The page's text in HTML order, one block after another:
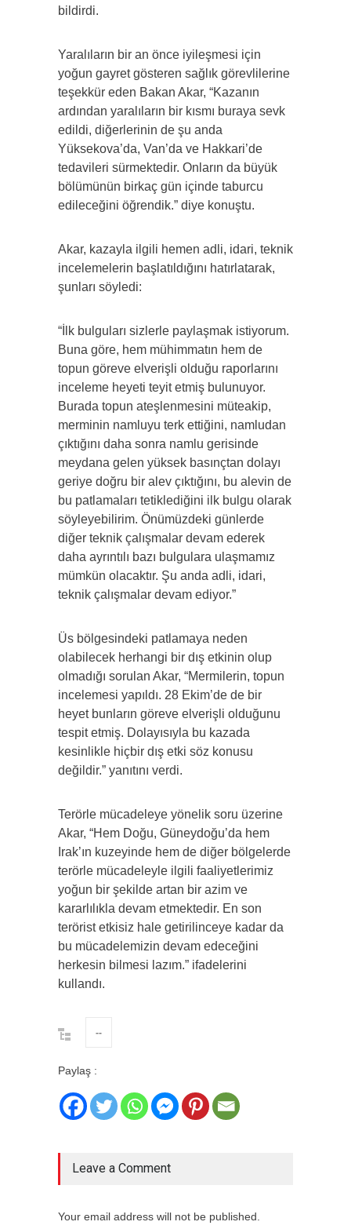
bildirdi.
Yaralıların bir an önce iyileşmesi için
yoğun gayret gösteren sağlık görevlilerine
teşekkür eden Bakan Akar, “Kazanın
ardından yaralıların bir kısmı buraya sevk
edildi, diğerlerinin de şu anda
Yüksekova’da, Van’da ve Hakkari’de
tedavileri sürmektedir. Onların da büyük
bölümünün birkaç gün içinde taburcu
edileceğini öğrendik.” diye konuştu.
Akar, kazayla ilgili hemen adli, idari, teknik
incelemelerin başlatıldığını hatırlatarak,
şunları söyledi:
“İlk bulguları sizlerle paylaşmak istiyorum.
Buna göre, hem mühimmatın hem de
topun göreve elverişli olduğu raporlarını
inceleme heyeti teyit etmiş bulunuyor.
Burada topun ateşlenmesini müteakip,
merminin namluyu terk ettiğini, namludan
çıktığını daha sonra namlu gerisinde
meydana gelen yüksek basınçtan dolayı
geriye doğru bir alev çıktığını, bu alevin de
bu patlamaları tetiklediğini ilk bulgu olarak
söyleyebilirim. Önümüzdeki günlerde
diğer teknik çalışmalar devam ederek
daha ayrıntılı bazı bulgulara ulaşmamız
mümkün olacaktır. Şu anda adli, idari,
teknik çalışmalar devam ediyor.”
Üs bölgesindeki patlamaya neden
olabilecek herhangi bir dış etkinin olup
olmadığı sorulan Akar, “Mermilerin, topun
incelemesi yapıldı. 28 Ekim’de de bir
heyet bunların göreve elverişli olduğunu
tespit etmiş. Dolayısıyla bu kazada
kesinlikle hiçbir dış etki söz konusu
değildir.” yanıtını verdi.
Terörle mücadeleye yönelik soru üzerine
Akar, “Hem Doğu, Güneydoğu’da hem
Irak’ın kuzeyinde hem de diğer bölgelerde
terörle mücadeleyle ilgili faaliyetlerimiz
yoğun bir şekilde artan bir azim ve
kararlılıkla devam etmektedir. En son
terörist etkisiz hale getirilinceye kadar da
bu mücadelemizin devam edeceğini
herkesin bilmesi lazım.” ifadelerini
kullandı.
--
Paylaş :
Leave a Comment
Your email address will not be published.